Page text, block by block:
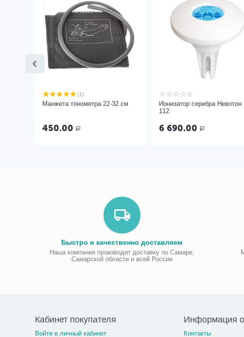
(1)
Манжета тонометра 22-32 см
450.00 Р
Ионизатор серебра
112
6 690.00 Р
Быстро и качественно доставляем
Наша компания производит доставку по Самаре,
Самарской области и всей России
Кабинет покупателя
Войти в личный кабинет
Информация
Контакты